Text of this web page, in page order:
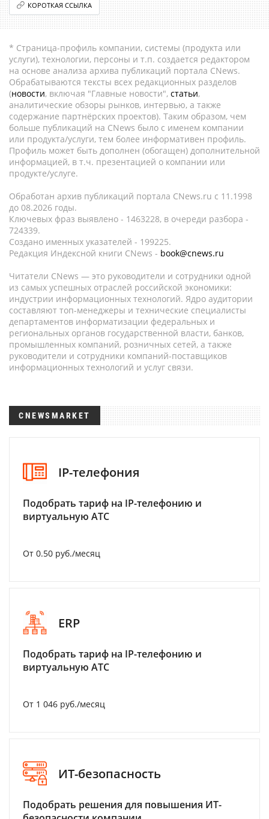
КОРОТКАЯ ССЫЛКА
* Страница-профиль компании, системы (продукта или
услуги), технологии, персоны и т.п. создается редактором
на основе анализа архива публикаций портала CNews.
Обрабатываются тексты всех редакционных разделов
(новости, включая "Главные новости", статьи,
аналитические обзоры рынков, интервью, а также
содержание партнёрских проектов). Таким образом, чем
больше публикаций на CNews было с именем компании
или продукта/услуги, тем более информативен профиль.
Профиль может быть дополнен (обогащен) дополнительной
информацией, в т.ч. презентацией о компании или
продукте/услуге.
Обработан архив публикаций портала CNews.ru c 11.1998
до 08.2026 годы.
Ключевых фраз выявлено - 1463228, в очереди разбора -
724339.
Создано именных указателей - 199225.
Редакция Индексной книги CNews - book@cnews.ru
Читатели CNews — это руководители и сотрудники одной
из самых успешных отраслей российской экономики:
индустрии информационных технологий. Ядро аудитории
составляют топ-менеджеры и технические специалисты
департаментов информатизации федеральных и
региональных органов государственной власти, банков,
промышленных компаний, розничных сетей, а также
руководители и сотрудники компаний-поставщиков
информационных технологий и услуг связи.
CNEWSMARKET
IP-телефония
Подобрать тариф на IP-телефонию и
виртуальную АТС
От 0.50 руб./месяц
ERP
Подобрать тариф на IP-телефонию и
виртуальную АТС
От 1 046 руб./месяц
ИТ-безопасность
Подобрать решения для повышения ИТ-